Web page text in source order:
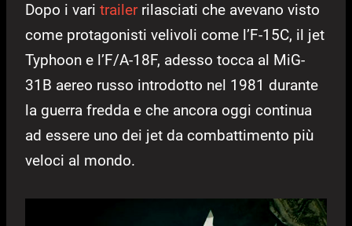
Dopo i vari trailerrilasciati che avevano visto
come protagonisti velivoli come l’F-15C, il jet
Typhoon e l’F/A-18F, adesso tocca al MiG-
31B aereo russo introdotto nel 1981 durante
la guerra fredda e che ancora oggi continua
ad essere uno dei jet da combattimento più
veloci al mondo.